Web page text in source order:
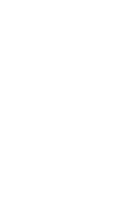
La primera
hito en la
sociedad
no solo
abrió nuevas
y la